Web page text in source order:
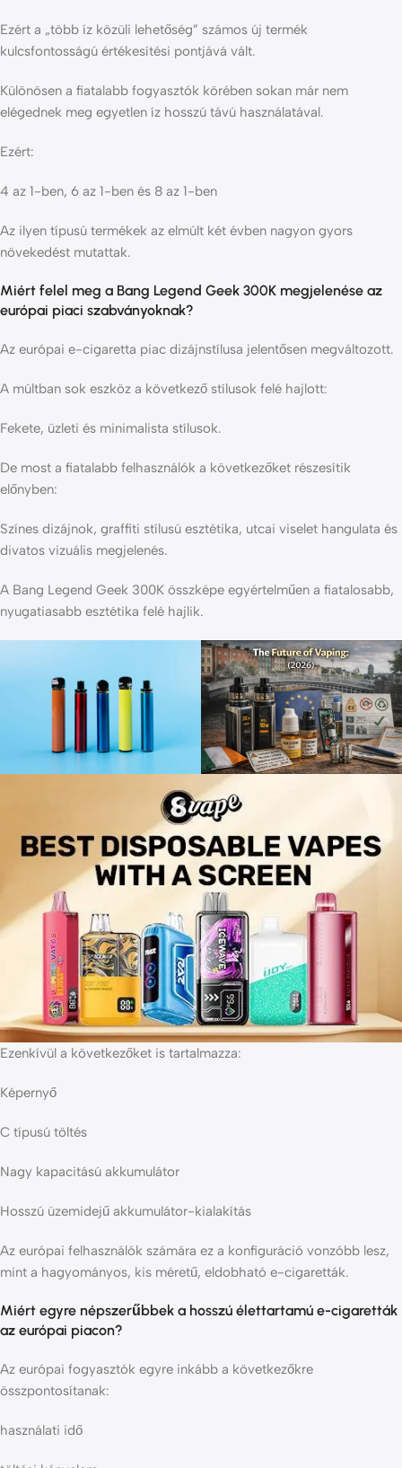
Ezért a „több íz közüli lehetőség” számos új termék
kulcsfontosságú értékesítési pontjává vált.
Különösen a fiatalabb fogyasztók körében sokan már nem
elégednek meg egyetlen íz hosszú távú használatával.
Ezért:
4 az 1-ben, 6 az 1-ben és 8 az 1-ben
Az ilyen típusú termékek az elmúlt két évben nagyon gyors
növekedést mutattak.
Miért felel meg a Bang Legend Geek 300K megjelenése az
európai piaci szabványoknak?
Az európai e-cigaretta piac dizájnstílusa jelentősen megváltozott.
A múltban sok eszköz a következő stílusok felé hajlott:
Fekete, üzleti és minimalista stílusok.
De most a fiatalabb felhasználók a következőket részesítik
előnyben:
Színes dizájnok, graffiti stílusú esztétika, utcai viselet hangulata és
divatos vizuális megjelenés.
A Bang Legend Geek 300K összképe egyértelműen a fiatalosabb,
nyugatiasabb esztétika felé hajlik.
Ezenkívül a következőket is tartalmazza:
Képernyő
C típusú töltés
Nagy kapacitású akkumulátor
Hosszú üzemidejű akkumulátor-kialakítás
Az európai felhasználók számára ez a konfiguráció vonzóbb lesz,
mint a hagyományos, kis méretű, eldobható e-cigaretták.
Miért egyre népszerűbbek a hosszú élettartamú e-cigaretták
az európai piacon?
Az európai fogyasztók egyre inkább a következőkre
összpontosítanak:
használati idő